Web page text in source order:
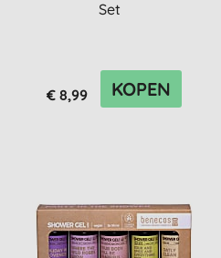
Set
€ 8,99 KOPEN